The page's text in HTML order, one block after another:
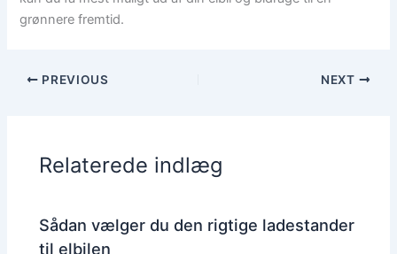
grønnere fremtid.
PREVIOUS NEXT
Relaterede indlæg
Sådan vælger du den rigtige ladestander
til elbilen